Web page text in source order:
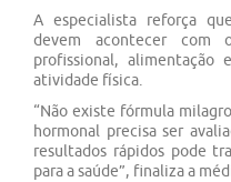
A especialista reforça
devem acontecer com
profissional, alimentação
atividade física.
“Não existe fórmula
hormonal precisa ser
resultados rápidos pode
para a saúde”, finaliza a